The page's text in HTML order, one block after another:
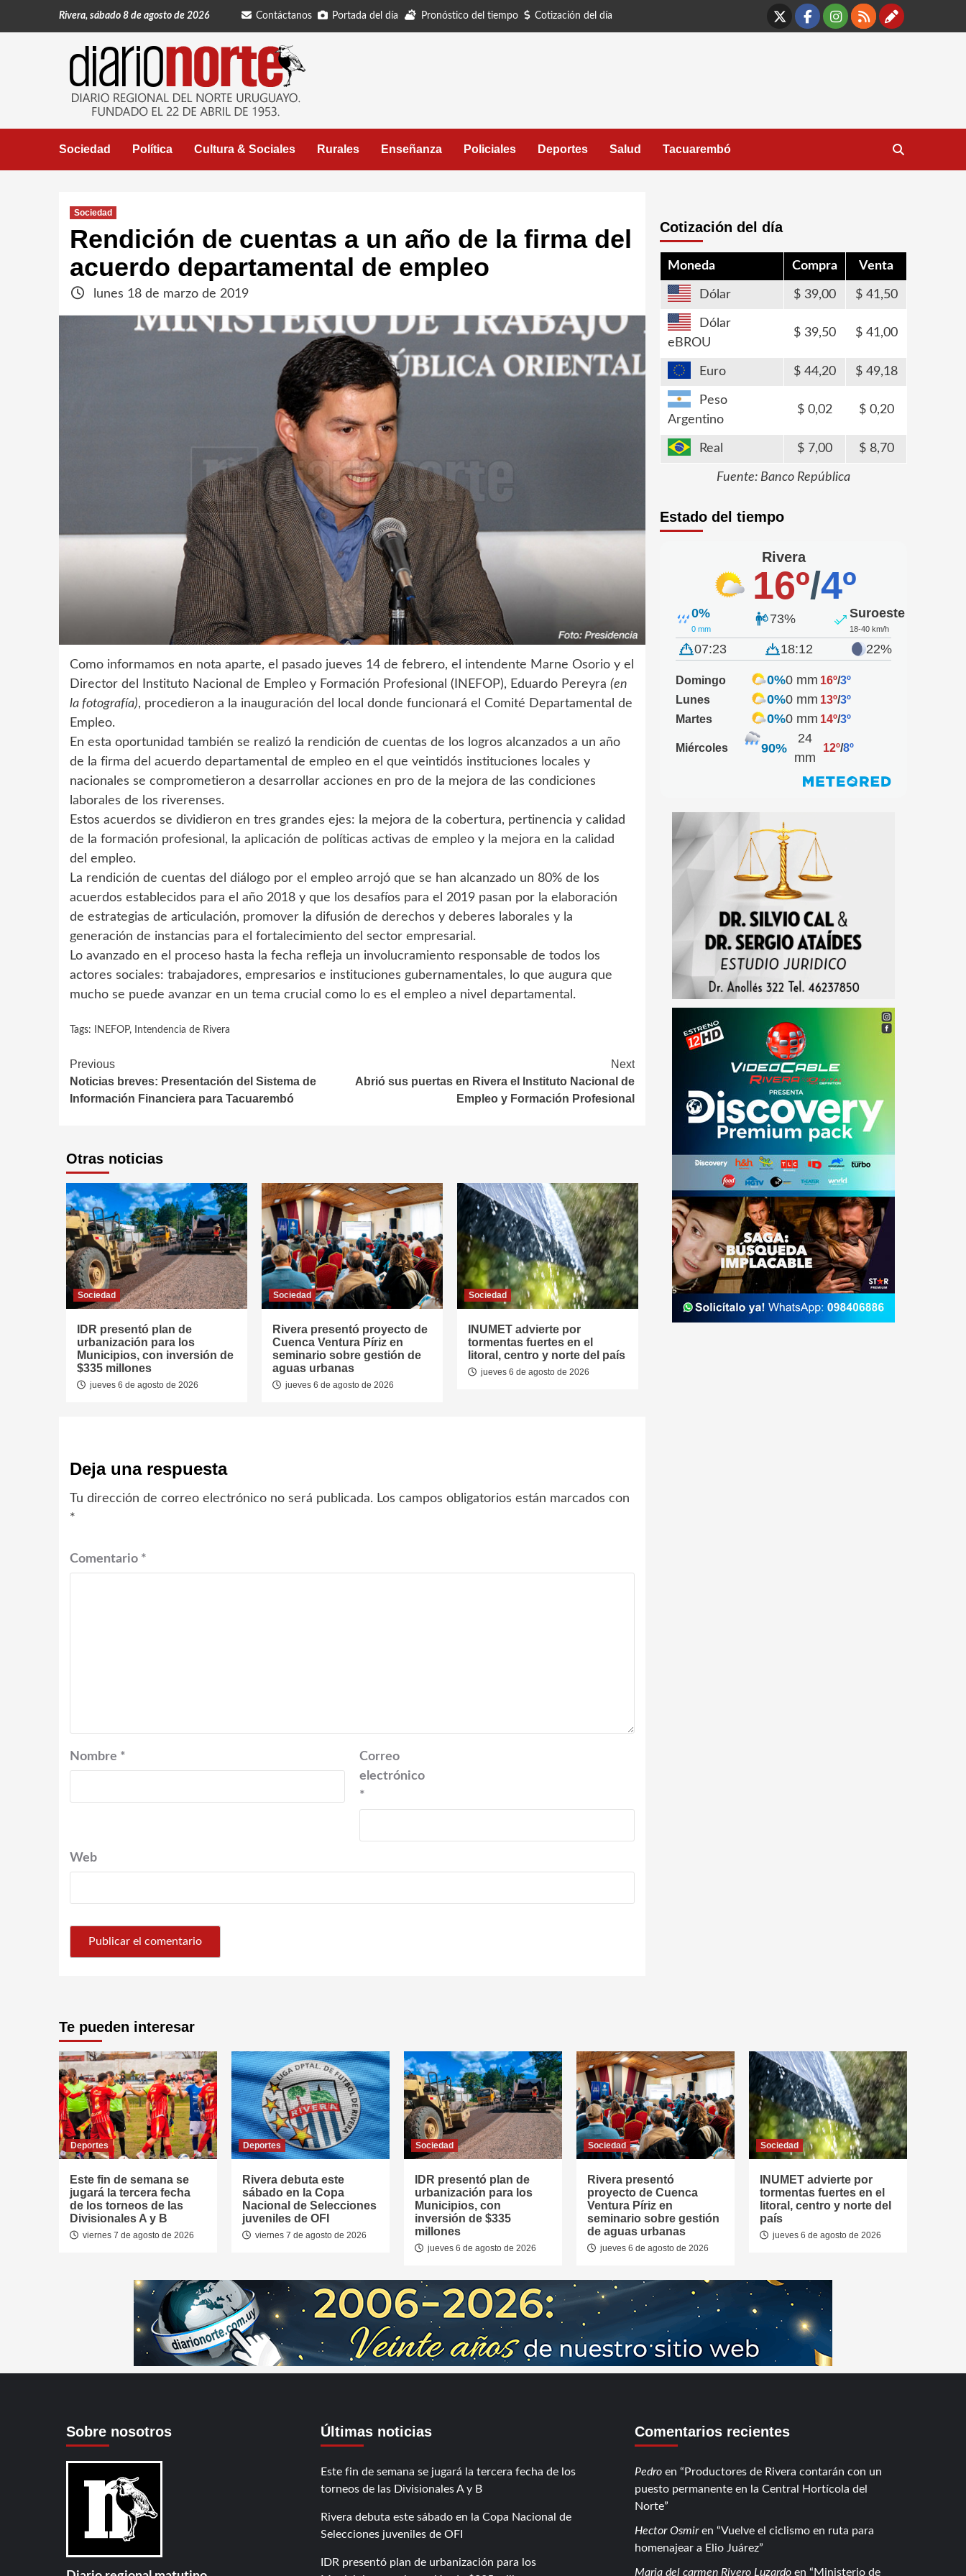
Rivera, sábado 8 de agosto de 2026 Contáctanos Portada del día Pronóstico del tiempo Cotización del día
X Facebook
Instagram
RSS
Sociedad Política Cultura & Sociales Rurales Enseñanza Policiales Deportes Salud Tacuarembó
Sociedad
Rendición de cuentas a un año de la firma del
acuerdo departamental de empleo
lunes 18 de marzo de 2019
Como informamos en nota aparte, el pasado jueves 14 de febrero, el intendente Marne Osorio y el
Director del Instituto Nacional de Empleo y Formación Profesional (INEFOP), Eduardo Pereyra (en
la fotografía), procedieron a la inauguración del local donde funcionará el Comité Departamental de
Empleo.
En esta oportunidad también se realizó la rendición de cuentas de los logros alcanzados a un año
de la firma del acuerdo departamental de empleo en el que veintidós instituciones locales y
nacionales se comprometieron a desarrollar acciones en pro de la mejora de las condiciones
laborales de los riverenses.
Estos acuerdos se dividieron en tres grandes ejes: la mejora de la cobertura, pertinencia y calidad
de la formación profesional, la aplicación de políticas activas de empleo y la mejora en la calidad
del empleo.
La rendición de cuentas del diálogo por el empleo arrojó que se han alcanzado un 80% de los
acuerdos establecidos para el año 2018 y que los desafíos para el 2019 pasan por la elaboración
de estrategias de articulación, promover la difusión de derechos y deberes laborales y la
generación de instancias para el fortalecimiento del sector empresarial.
Lo avanzado en el proceso hasta la fecha refleja un involucramiento responsable de todos los
actores sociales: trabajadores, empresarios e instituciones gubernamentales, lo que augura que
mucho se puede avanzar en un tema crucial como lo es el empleo a nivel departamental.
Tags: INEFOP, Intendencia de Rivera
Continue
Reading
Previous
Noticias breves: Presentación del Sistema de
Información Financiera para Tacuarembó
Next
Abrió sus puertas en Rivera el Instituto Nacional de
Empleo y Formación Profesional
Otras noticias
Sociedad
IDR presentó plan de
urbanización para los
Municipios, con inversión de
$335 millones
jueves 6 de agosto de 2026
Sociedad
Rivera presentó proyecto de
Cuenca Ventura Píriz en
seminario sobre gestión de
aguas urbanas
jueves 6 de agosto de 2026
Sociedad
INUMET advierte por
tormentas fuertes en el
litoral, centro y norte del país
jueves 6 de agosto de 2026
Deja una respuesta
Tu dirección de correo electrónico no será publicada. Los campos obligatorios están marcados con
*
Comentario *
Nombre *
Correo
electrónico
*
Web
Cotización del día
Moneda Compra Venta
Dólar 39,00 41,50
Dólar
eBROU
39,50 41,00
Euro 44,20 49,18
Peso
Argentino
0,02 0,20
Real 7,00 8,70
Fuente: Banco República
Estado del tiempo
Rivera
16º/4º
0%
0 mm
73% Suroeste
18-40 km/h
07:23 18:12 22%
Domingo 0%0 mm 16º/3º
Lunes
0%0 mm 13º/3º
Martes
0%0 mm 14º/3º
Miércoles 90%
24
mm
12º/8º
Te pueden interesar
Deportes
Este fin de semana se
jugará la tercera fecha
de los torneos de las
Divisionales A y B
viernes 7 de agosto de 2026
Deportes
Rivera debuta este
sábado en la Copa
Nacional de Selecciones
juveniles de OFI
viernes 7 de agosto de 2026
Sociedad
IDR presentó plan de
urbanización para los
Municipios, con
inversión de $335
millones
jueves 6 de agosto de 2026
Sociedad
Rivera presentó
proyecto de Cuenca
Ventura Píriz en
seminario sobre gestión
de aguas urbanas
jueves 6 de agosto de 2026
Sociedad
INUMET advierte por
tormentas fuertes en el
litoral, centro y norte del
país
jueves 6 de agosto de 2026
Sobre nosotros Últimas noticias
Este fin de semana se jugará la tercera fecha de los
torneos de las Divisionales A y B
Rivera debuta este sábado en la Copa Nacional de
Selecciones juveniles de OFI
IDR presentó plan de urbanización para los
Comentarios recientes
Pedroen
Productores de Rivera contarán con un
puesto permanente en la Central Hortícola del
Norte
Hector Osmiren
Vuelve el ciclismo en ruta para
homenajear a Elio Juárez
Maria del carmen Rivero Luzardoen Ministerio de